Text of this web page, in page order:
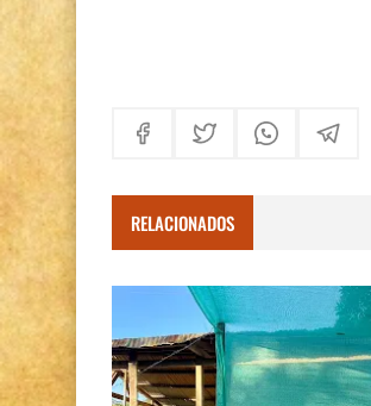
RELACIONADOS